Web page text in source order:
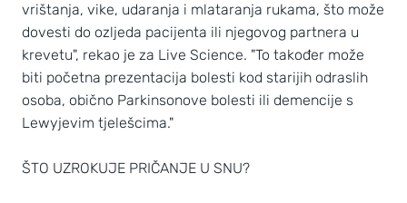
vrištanja, vike, udaranja i mlataranja rukama, što može
dovesti do ozljeda pacijenta ili njegovog partnera u
krevetu", rekao je za Live Science. "To također može
biti početna prezentacija bolesti kod starijih odraslih
osoba, obično Parkinsonove bolesti ili demencije s
Lewyjevim tjelešcima."
ŠTO UZROKUJE PRIČANJE U SNU?